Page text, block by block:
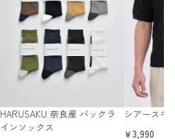
HARUSAKU 奈良産 バックラ
インソックス
シアースキ
￥3,990